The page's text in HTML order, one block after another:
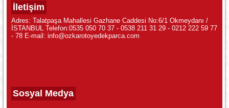
İletişim
Adres: Talatpaşa Mahallesi Gazhane Caddesi No:6/1 Okmeydanı /
İSTANBUL Telefon:0535 050 70 37 - 0538 211 31 29 - 0212 222 59 77
- 78 E-mail: info@ozkarotoyedekparca.com
Sosyal Medya